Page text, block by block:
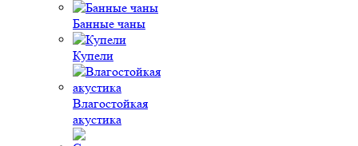
Банные чаны
Купели
Влагостойкая
акустика